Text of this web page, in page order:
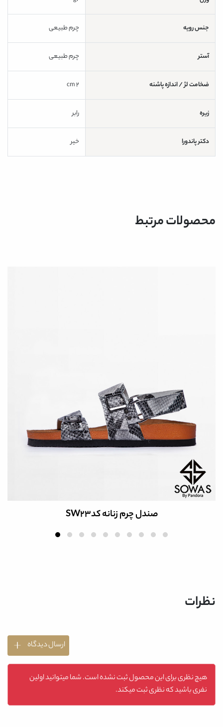
جنس رویه چرم طبیعی
آستر چرم طبیعی
ضخامت لژ / اندازه پاشنه
زیره رابر
دکتر پاندورا خیر
محصولات مرتبط
صندل چرم زنانه کدSW23
نظرات
ارسال دیدگاه
هیچ نظری برای این محصول ثبت نشده است. شما میتوانید اولین
نفری باشید که نظری ثبت میکند.